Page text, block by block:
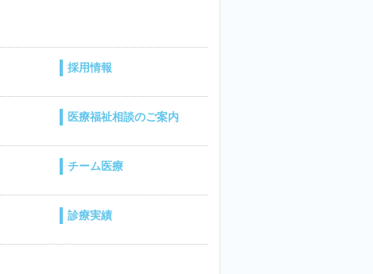
採用情報
医療福祉相談のご案内
チーム医療
診療実績